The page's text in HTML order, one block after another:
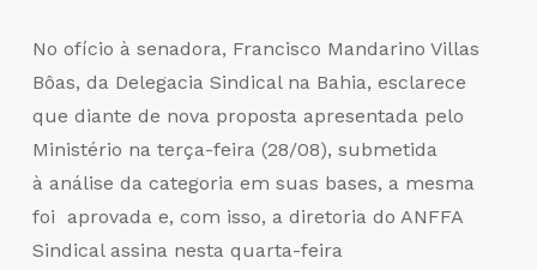
No ofício à senadora, Francisco Mandarino Villas
Bôas, da Delegacia Sindical na Bahia, esclarece
que diante de nova proposta apresentada pelo
Ministério na terça-feira (28/08), submetida
à análise da categoria em suas bases, a mesma
foi aprovada e, com isso, a diretoria do ANFFA
Sindical assina nesta quarta-feira